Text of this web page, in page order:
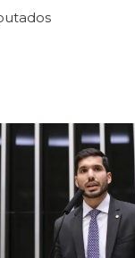
PagePagePage